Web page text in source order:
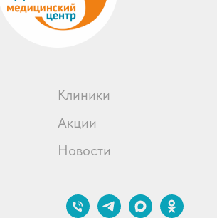
Клиники
Акции
Новости